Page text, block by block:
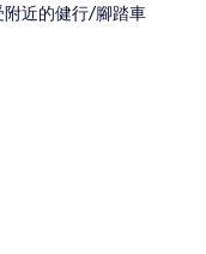
附近的健行/腳踏車